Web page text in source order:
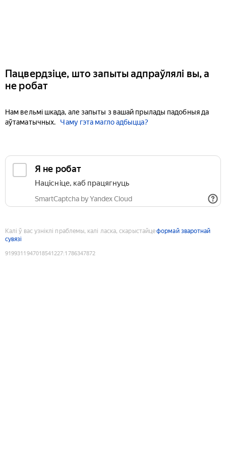
Пацвердзіце, што запыты адпраўлялі вы, а
не робат
Нам вельмі шкада, але запыты з вашай прылады падобныя да
аўтаматычных.
Чаму гэта магло адбыцца?
Я не робат
Націсніце, каб працягнуць
SmartCaptcha by Yandex Cloud
Калі ў вас узніклі праблемы, калі ласка, скарыстайцеформай зваротнай
сувязі
9199311947018541227:1786347872